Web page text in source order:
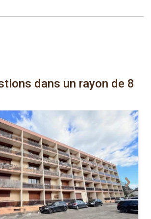
dans un rayon de 8